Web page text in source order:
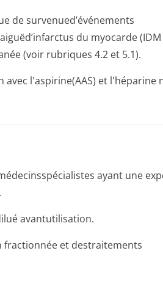
de survenued’évé­nements
du myocarde (IDM
(voir rubriques 4.2 et 5.1).
avec l'aspirine(AAS) et l'héparine
ayant une
avantutilisation.
fractionnée et destraitements